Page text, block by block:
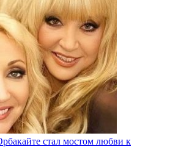
стал мостом любви к